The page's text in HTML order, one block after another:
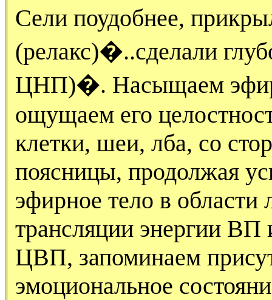
Сели поудобнее,
(релакс)�..сделали
ЦНП)�. Насыщаем
ощущаем его
клетки, шеи, лба, со
поясницы, продолжая
эфирное тело в
трансляции энергии ВП
ЦВП, запоминаем
эмоциональное